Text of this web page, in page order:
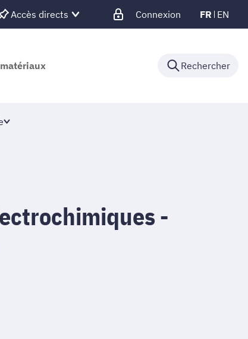
Accès directs Connexion FR EN
Rechercher
-